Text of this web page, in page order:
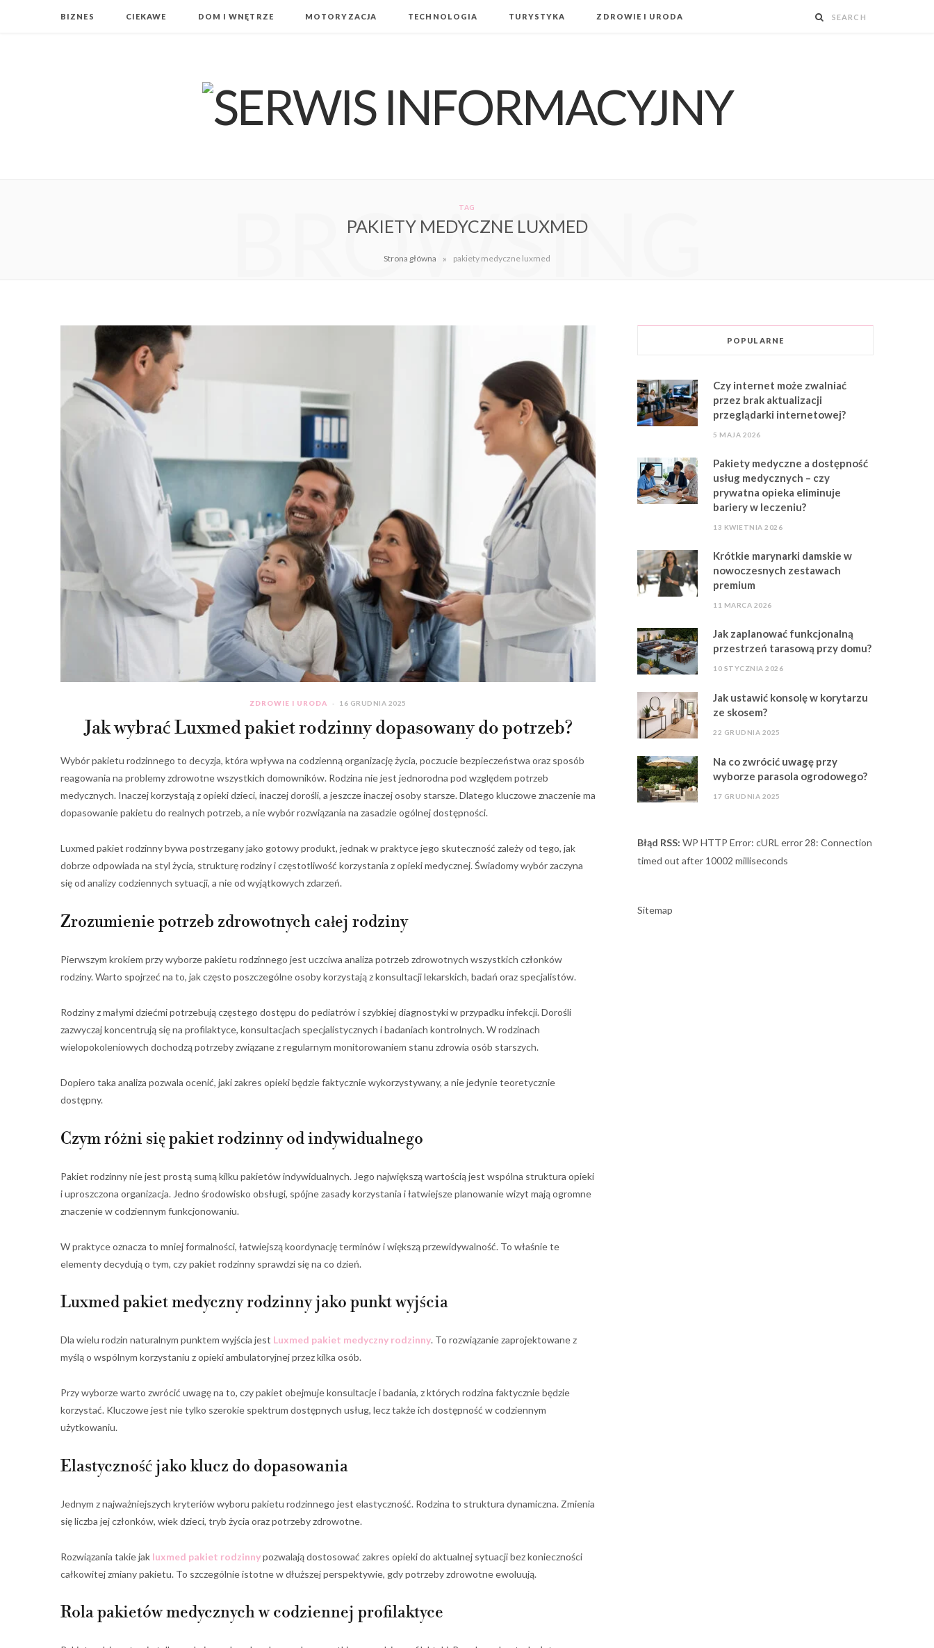
BIZNES CIEKAWE DOM I WNĘTRZE MOTORYZACJA TECHNOLOGIA TURYSTYKA ZDROWIE I URODA
TAG
PAKIETY MEDYCZNE LUXMED
BROWSING
Strona główna » pakiety medyczne luxmed
ZDROWIE I URODA 16 GRUDNIA 2025
Jak wybrać Luxmed pakiet rodzinny dopasowany do potrzeb?
Wybór pakietu rodzinnego to decyzja, która wpływa na codzienną organizację życia, poczucie bezpieczeństwa oraz sposób
reagowania na problemy zdrowotne wszystkich domowników. Rodzina nie jest jednorodna pod względem potrzeb
medycznych. Inaczej korzystają z opieki dzieci, inaczej dorośli, a jeszcze inaczej osoby starsze. Dlatego kluczowe znaczenie ma
dopasowanie pakietu do realnych potrzeb, a nie wybór rozwiązania na zasadzie ogólnej dostępności.
Luxmed pakiet rodzinny bywa postrzegany jako gotowy produkt, jednak w praktyce jego skuteczność zależy od tego, jak
dobrze odpowiada na styl życia, strukturę rodziny i częstotliwość korzystania z opieki medycznej. Świadomy wybór zaczyna
się od analizy codziennych sytuacji, a nie od wyjątkowych zdarzeń.
Zrozumienie potrzeb zdrowotnych całej rodziny
Pierwszym krokiem przy wyborze pakietu rodzinnego jest uczciwa analiza potrzeb zdrowotnych wszystkich członków
rodziny. Warto spojrzeć na to, jak często poszczególne osoby korzystają z konsultacji lekarskich, badań oraz specjalistów.
Rodziny z małymi dziećmi potrzebują częstego dostępu do pediatrów i szybkiej diagnostyki w przypadku infekcji. Dorośli
zazwyczaj koncentrują się na profilaktyce, konsultacjach specjalistycznych i badaniach kontrolnych. W rodzinach
wielopokoleniowych dochodzą potrzeby związane z regularnym monitorowaniem stanu zdrowia osób starszych.
Dopiero taka analiza pozwala ocenić, jaki zakres opieki będzie faktycznie wykorzystywany, a nie jedynie teoretycznie
dostępny.
Czym różni się pakiet rodzinny od indywidualnego
Pakiet rodzinny nie jest prostą sumą kilku pakietów indywidualnych. Jego największą wartością jest wspólna struktura opieki
i uproszczona organizacja. Jedno środowisko obsługi, spójne zasady korzystania i łatwiejsze planowanie wizyt mają ogromne
znaczenie w codziennym funkcjonowaniu.
W praktyce oznacza to mniej formalności, łatwiejszą koordynację terminów i większą przewidywalność. To właśnie te
elementy decydują o tym, czy pakiet rodzinny sprawdzi się na co dzień.
Luxmed pakiet medyczny rodzinny jako punkt wyjścia
Dla wielu rodzin naturalnym punktem wyjścia jest Luxmed pakiet medyczny rodzinny. To rozwiązanie zaprojektowane z
myślą o wspólnym korzystaniu z opieki ambulatoryjnej przez kilka osób.
Przy wyborze warto zwrócić uwagę na to, czy pakiet obejmuje konsultacje i badania, z których rodzina faktycznie będzie
korzystać. Kluczowe jest nie tylko szerokie spektrum dostępnych usług, lecz także ich dostępność w codziennym
użytkowaniu.
Elastyczność jako klucz do dopasowania
Jednym z najważniejszych kryteriów wyboru pakietu rodzinnego jest elastyczność. Rodzina to struktura dynamiczna. Zmienia
się liczba jej członków, wiek dzieci, tryb życia oraz potrzeby zdrowotne.
Rozwiązania takie jak luxmed pakiet rodzinnypozwalają dostosować zakres opieki do aktualnej sytuacji bez konieczności
całkowitej zmiany pakietu. To szczególnie istotne w dłuższej perspektywie, gdy potrzeby zdrowotne ewoluują.
Rola pakietów medycznych w codziennej profilaktyce
POPULARNE
Czy internet może zwalniać
przez brak aktualizacji
przeglądarki internetowej?
5 MAJA 2026
Pakiety medyczne a dostępność
usług medycznych – czy
prywatna opieka eliminuje
bariery w leczeniu?
13 KWIETNIA 2026
Krótkie marynarki damskie w
nowoczesnych zestawach
premium
11 MARCA 2026
Jak zaplanować funkcjonalną
przestrzeń tarasową przy domu?
10 STYCZNIA 2026
Jak ustawić konsolę w korytarzu
ze skosem?
22 GRUDNIA 2025
Na co zwrócić uwagę przy
wyborze parasola ogrodowego?
17 GRUDNIA 2025
Błąd RSS: WP HTTP Error: cURL error 28: Connection
timed out after 10002 milliseconds
Sitemap